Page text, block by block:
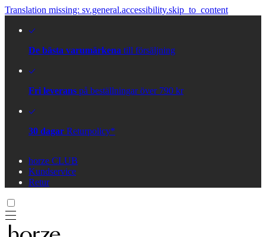
Translation missing: sv.general.accessibility.skip_to_content
De bästa varumärkena till försäljning
Fri leverans på beställningar över 790 kr
30 dagar Returpolicy*
horze CLUB
Kundservice
Retur